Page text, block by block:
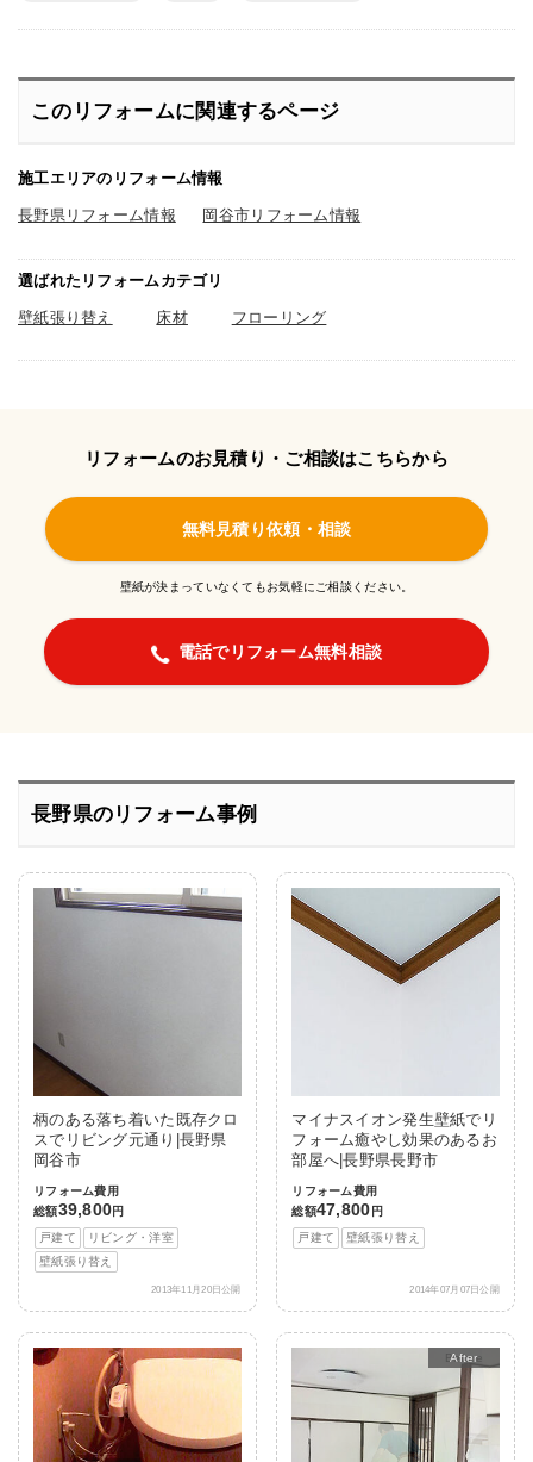
このリフォームに関連するページ
施工エリアのリフォーム情報
長野県リフォーム情報 岡谷市リフォーム情報
選ばれたリフォームカテゴリ
壁紙張り替え 床材 フローリング
リフォームのお見積り・ご相談はこちらから
無料見積り依頼・相談
壁紙が決まっていなくてもお気軽にご相談ください。
電話でリフォーム無料相談
長野県のリフォーム事例
柄のある落ち着いた既存クロ
スでリビング元通り|長野県
岡谷市
リフォーム費用
総額39,800円
戸建て
リビング・洋室
壁紙張り替え
2013年11月20日公開
マイナスイオン発生壁紙でリ
フォーム癒やし効果のあるお
部屋へ|長野県長野市
リフォーム費用
総額47,800 円
戸建て
壁紙張り替え
2014年07月07日公開
After